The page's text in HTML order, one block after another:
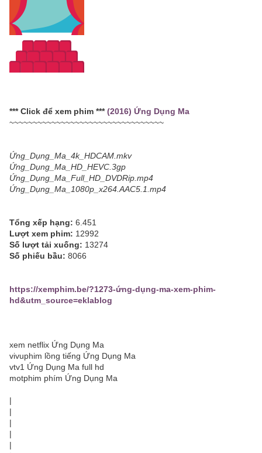
*** Click để xem phim ***(2016) Ứng Dụng Ma
~~~~~~~~~~~~~~~~~~~~~~~~~~~~~~~~~
Ứng_Dụng_Ma_4k_HDCAM.mkv
Ứng_Dụng_Ma_HD_HEVC.3gp
Ứng_Dụng_Ma_Full_HD_DVDRip.mp4
Ứng_Dụng_Ma_1080p_x264.AAC5.1.mp4
Tổng xếp hạng: 6.451
Lượt xem phim: 12992
Số lượt tải xuống: 13274
Số phiếu bầu: 8066
https://xemphim.be/?1273-ứng-dụng-ma-xem-phim-
hd&utm_source=eklablog
xem netflix Ứng Dụng Ma
vivuphim lồng tiếng Ứng Dụng Ma
vtv1 Ứng Dụng Ma full hd
motphim phím Ứng Dụng Ma
|
|
|
|
|